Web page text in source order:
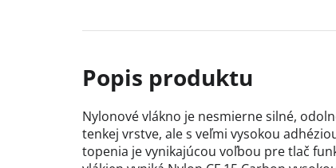
Nylonové vlákno je nesmierne silné,
tenkej vrstve, ale s veľmi vysokou
topenia je vynikajúcou voľbou pre tlač